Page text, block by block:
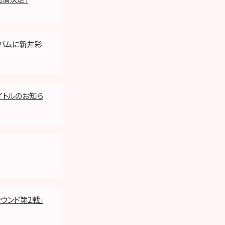
ムに新井彩
ルのお知ら
ンド第2戦」